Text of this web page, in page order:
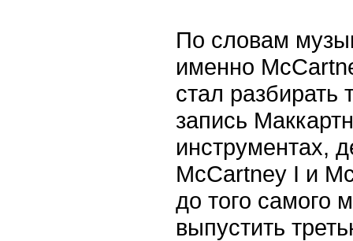
По словам
именно
стал разбирать
запись
инструментах,
McCartney I и
до того самого
выпустить